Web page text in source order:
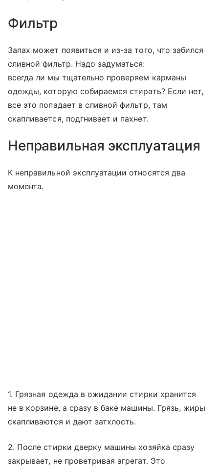
Фильтр
Запах может появиться и из-за того, что забился
сливной фильтр. Надо задуматься:
всегда ли мы тщательно проверяем карманы
одежды, которую собираемся стирать? Если нет,
все это попадает в сливной фильтр, там
скапливается, подгнивает и пахнет.
Неправильная эксплуатация
К неправильной эксплуатации относятся два
момента.
1. Грязная одежда в ожидании стирки хранится
не в корзине, а сразу в баке машины. Грязь, жиры
скапливаются и дают затхлость.
2. После стирки дверку машины хозяйка сразу
закрывает, не проветривая агрегат. Это